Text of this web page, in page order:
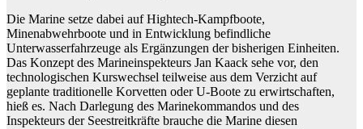
Die Marine setze dabei auf Hightech-Kampfboote,
Minenabwehrboote und in Entwicklung befindliche
Unterwasserfahrzeuge als Ergänzungen der bisherigen Einheiten.
Das Konzept des Marineinspekteurs Jan Kaack sehe vor, den
technologischen Kurswechsel teilweise aus dem Verzicht auf
geplante traditionelle Korvetten oder U-Boote zu erwirtschaften,
hieß es. Nach Darlegung des Marinekommandos und des
Inspekteurs der Seestreitkräfte brauche die Marine diesen